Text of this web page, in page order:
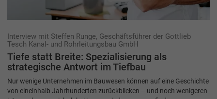
Interview mit Steffen Runge, Geschäftsführer der Gottlieb
Tesch Kanal- und Rohrleitungsbau GmbH
Tiefe statt Breite: Spezialisierung als
strategische Antwort im Tiefbau
Nur wenige Unternehmen im Bauwesen können auf eine Geschichte
von eineinhalb Jahrhunderten zurückblicken – und noch wenigeren